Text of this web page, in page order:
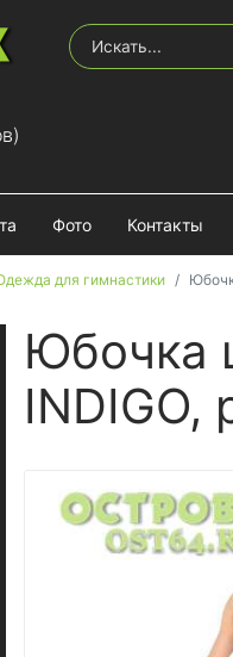
Фото Контакты
для гимнастики
Юбочка
INDIGO,